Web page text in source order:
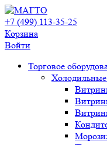
+7 (499) 113-35-25
Корзина
Войти
Свернуть/
развернуть
Торговое